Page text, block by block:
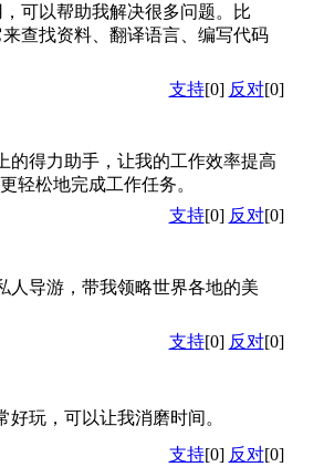
可以帮助我解决很多问题。比
查找资料、翻译语言、编写代码
支持[0] 反对[0]
的得力助手，让我的工作效率提高
轻松地完成工作任务。
支持[0] 反对[0]
人导游，带我领略世界各地的美
支持[0] 反对[0]
好玩，可以让我消磨时间。
支持[0] 反对[0]